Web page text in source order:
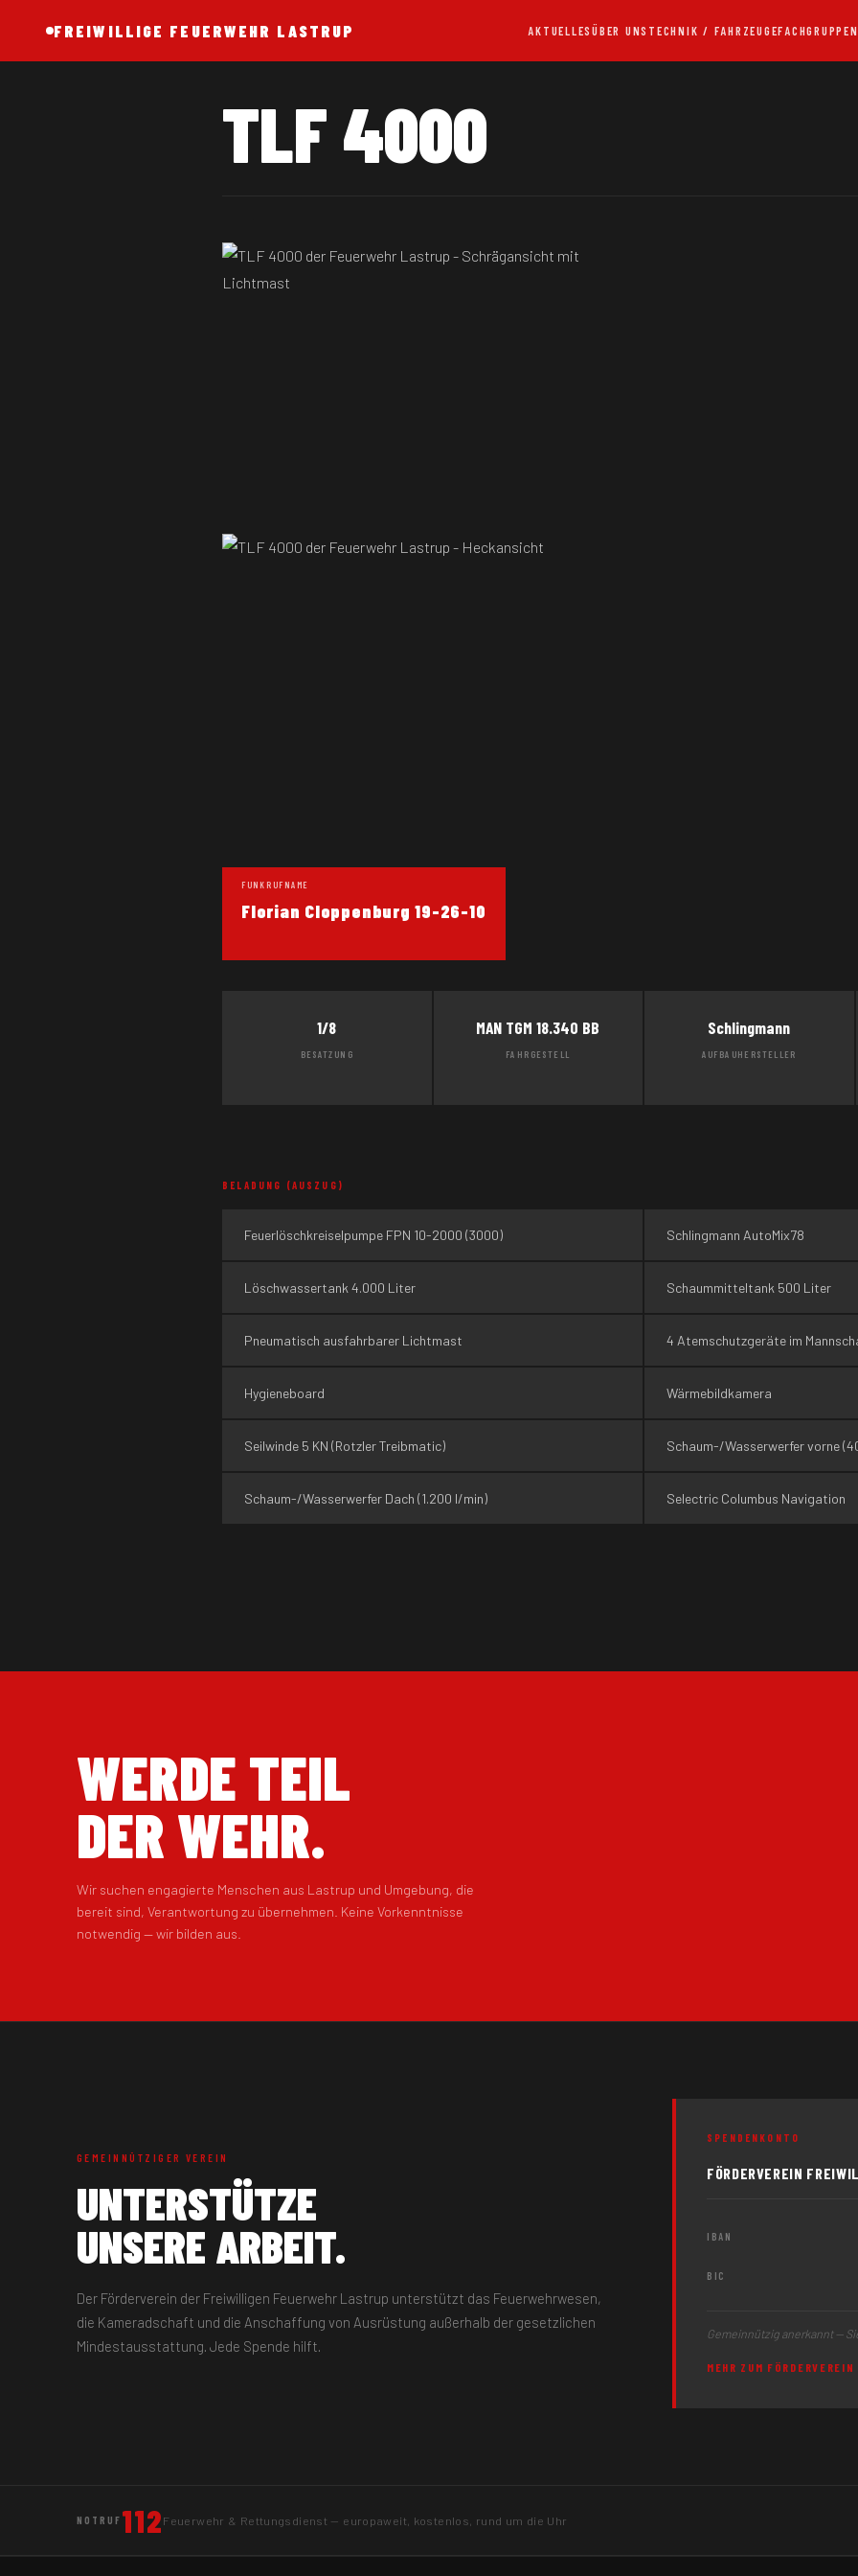
FREIWILLIGE FEUERWEHR LASTRUP AKTUELLESÜBER UNS TECHNIK / FAHRZEUGEFACHGRUPPEN
TLF 4000
FUNKRUFNAME
Florian Cloppenburg 19-26-10
1/8
BESATZUNG
MAN TGM 18.340 BB
FAHRGESTELL
Schlingmann
AUFBAUHERSTELLER
BELADUNG (AUSZUG)
Feuerlöschkreiselpumpe FPN 10-2000 (3000) Schlingmann AutoMix78
Löschwassertank 4.000 Liter Schaummitteltank 500 Liter
Pneumatisch ausfahrbarer Lichtmast 4 Atemschutzgeräte im
Hygieneboard Wärmebildkamera
Seilwinde 5 KN (Rotzler Treibmatic) Schaum-/Wasserwerfer vorne
Schaum-/Wasserwerfer Dach (1.200 l/min) Selectric Columbus Navigation
WERDE TEIL
DER WEHR.
Wir suchen engagierte Menschen aus Lastrup und Umgebung, die
bereit sind, Verantwortung zu übernehmen. Keine Vorkenntnisse
notwendig — wir bilden aus.
GEMEINNÜTZIGER VEREIN
UNTERSTÜTZE
UNSERE ARBEIT.
Der Förderverein der Freiwilligen Feuerwehr Lastrup unterstützt das Feuerwehrwesen,
die Kameradschaft und die Anschaffung von Ausrüstung außerhalb der gesetzlichen
Mindestausstattung. Jede Spende hilft.
SPENDENKONTO
FÖRDERVEREIN
IBAN
BIC
Gemeinnützig anerkannt —
MEHR ZUM
NOTRUF 112 Feuerwehr & Rettungsdienst — europaweit, kostenlos, rund um die Uhr